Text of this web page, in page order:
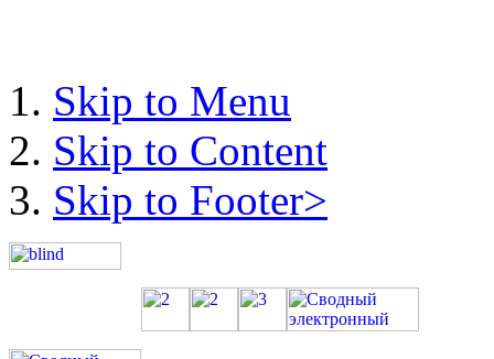
Skip to Menu
Skip to Content
Skip to Footer>